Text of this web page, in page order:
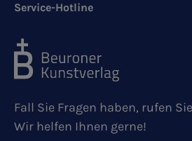
Service-Hotline
Fall Sie Fragen haben, rufen
Wir helfen Ihnen gerne!